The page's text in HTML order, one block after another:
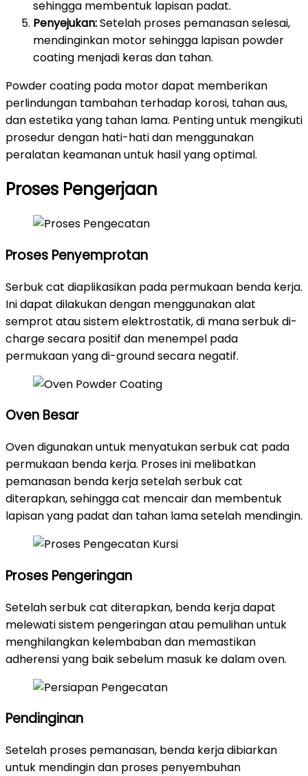
sehingga membentuk lapisan padat.
Penyejukan:Setelah proses pemanasan selesai,
mendinginkan motor sehingga lapisan powder
coating menjadi keras dan tahan.
Powder coating pada motor dapat memberikan
perlindungan tambahan terhadap korosi, tahan aus,
dan estetika yang tahan lama. Penting untuk mengikuti
prosedur dengan hati-hati dan menggunakan
peralatan keamanan untuk hasil yang optimal.
Proses Pengerjaan
Proses Penyemprotan
Serbuk cat diaplikasikan pada permukaan benda kerja.
Ini dapat dilakukan dengan menggunakan alat
semprot atau sistem elektrostatik, di mana serbuk di-
charge secara positif dan menempel pada
permukaan yang di-ground secara negatif.
Oven Besar
Oven digunakan untuk menyatukan serbuk cat pada
permukaan benda kerja. Proses ini melibatkan
pemanasan benda kerja setelah serbuk cat
diterapkan, sehingga cat mencair dan membentuk
lapisan yang padat dan tahan lama setelah mendingin.
Proses Pengeringan
Setelah serbuk cat diterapkan, benda kerja dapat
melewati sistem pengeringan atau pemulihan untuk
menghilangkan kelembaban dan memastikan
adherensi yang baik sebelum masuk ke dalam oven.
Pendinginan
Setelah proses pemanasan, benda kerja dibiarkan
untuk mendingin dan proses penyembuhan